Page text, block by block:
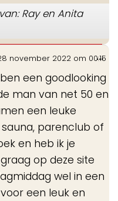
Ray en Anita
november 2022 om 00:15
een goodlooking
man van net 50 en
een leuke
parenclub of
en heb ik je
op deze site
wel in een
een leuk en
...